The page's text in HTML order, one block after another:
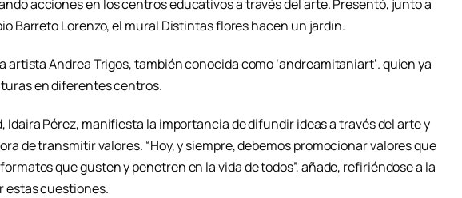
acciones en los centros educativos a través del arte. Presentó, junto a
Barreto Lorenzo, el mural Distintas flores hacen un jardín.
artista Andrea Trigos, también conocida como ‘andreamitaniart’. quien ya
en diferentes centros.
Idaira Pérez, manifiesta la importancia de difundir ideas a través del arte y
de transmitir valores. “Hoy, y siempre, debemos promocionar valores que
que gusten y penetren en la vida de todos”, añade, refiriéndose a la
estas cuestiones.